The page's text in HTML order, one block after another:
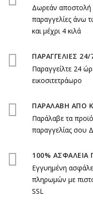
Δωρεάν αποστολή
παραγγελίες άνω
και μέχρι 4 κιλά
ΠΑΡΑΓΓΕΛΙΕΣ 24/
Παραγγείλτε 24
εικοσιτετράωρο
ΠΑΡΑΛΑΒΗ ΑΠΟ
Παράλαβε τα
παραγγελίας σου
100%
Εγγυημένη
πληρωμών με
SSL